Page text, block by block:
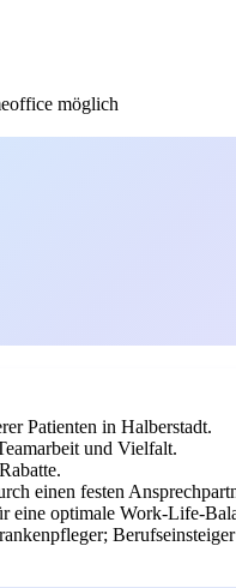
möglich
Patienten in Halberstadt.
und Vielfalt.
einen festen
eine optimale Work-Life-